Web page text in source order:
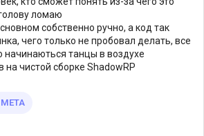
ломаю
собственно ручно, а код так
чего только не пробовал делать, все
начинаються танцы в воздухе
на чистой сборке ShadowRP